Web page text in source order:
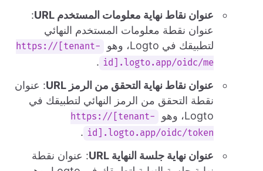
عنوان نقاط نهاية معلومات المستخدم URL
:
عنوان نقطة معلومات المستخدم النهائي
لتطبيقك في Logto، وهو
https://[tenant-
id].logto.app/oidc/me
.
عنوان نقاط نهاية التحقق من الرمز URL
: عنوان
نقطة التحقق من الرمز النهائي لتطبيقك في
Logto، وهو
https://[tenant-
id].logto.app/oidc/token
.
عنوان نهاية جلسة النهاية URL
: عنوان نقطة